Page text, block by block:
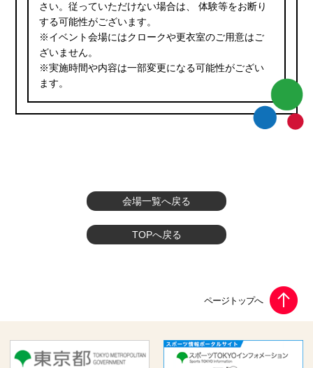
さい。従っていただけない場合は、 体験等をお断り
する可能性がございます。
※イベント会場にはクロークや更衣室のご用意はご
ざいません。
※実施時間や内容は一部変更になる可能性がござい
ます。
会場一覧へ戻る
TOPへ戻る